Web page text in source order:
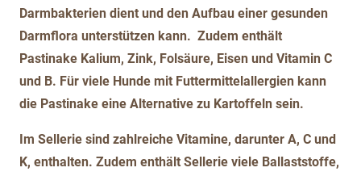
Darmbakterien dient und den Aufbau einer gesunden
Darmflora unterstützen kann. Zudem enthält
Pastinake Kalium, Zink, Folsäure, Eisen und Vitamin C
und B. Für viele Hunde mit Futtermittelallergien kann
die Pastinake eine Alternative zu Kartoffeln sein.
Im Sellerie sind zahlreiche Vitamine, darunter A, C und
K, enthalten. Zudem enthält Sellerie viele Ballaststoffe,